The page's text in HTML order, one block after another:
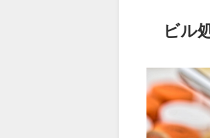
ビル